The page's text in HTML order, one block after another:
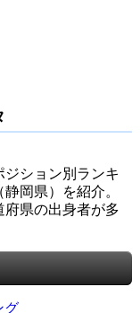
ション別ランキ
岡県）を紹介。
県の出身者が多
グ